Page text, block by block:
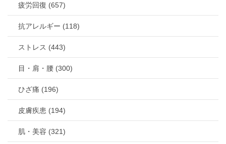
疲労回復 (657)
抗アレルギー (118)
ストレス (443)
目・肩・腰 (300)
ひざ痛 (196)
皮膚疾患 (194)
肌・美容 (321)